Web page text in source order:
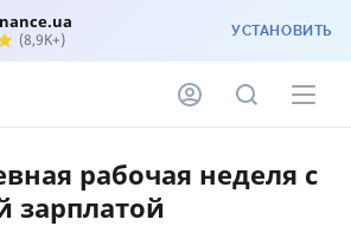
(8,9K+) УСТАНОВИТЬ
рабочая неделя с
зарплатой